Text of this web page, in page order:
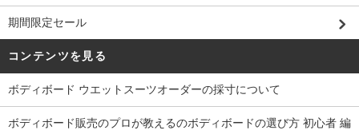
期間限定セール
コンテンツを見る
ボディボード ウエットスーツオーダーの採寸について
ボディボード販売のプロが教えるのボディボードの選び方 初心者 編